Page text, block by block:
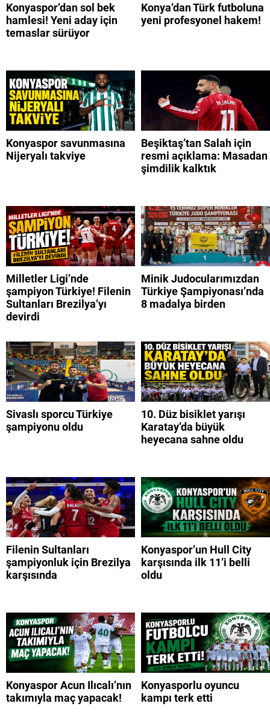
Konyaspor’dan sol bek
hamlesi! Yeni aday için
temaslar sürüyor
Konya’dan Türk futboluna
yeni profesyonel hakem!
Konyaspor savunmasına
Nijeryalı takviye
Beşiktaş’tan Salah için
resmi açıklama: Masadan
şimdilik kalktık
Milletler Ligi’nde
şampiyon Türkiye! Filenin
Sultanları Brezilya’yı
devirdi
Minik Judocularımızdan
Türkiye Şampiyonası’nda
8 madalya birden
Sivaslı sporcu Türkiye
şampiyonu oldu
10. Düz bisiklet yarışı
Karatay’da büyük
heyecana sahne oldu
Filenin Sultanları
şampiyonluk için Brezilya
karşısında
Konyaspor’un Hull City
karşısında ilk 11’i belli
oldu
Konyaspor Acun Ilıcalı’nın
takımıyla maç yapacak!
Konyasporlu oyuncu
kampı terk etti